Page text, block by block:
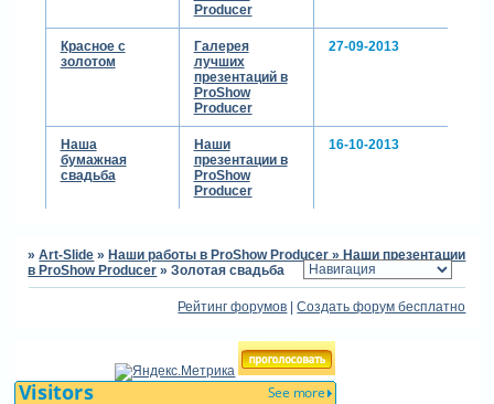
Producer
Красное с
золотом
Галерея
лучших
презентаций в
ProShow
Producer
27-09-2013
Наша
бумажная
свадьба
Наши
презентации в
ProShow
Producer
16-10-2013
»Art-Slide » Наши работы в ProShow Producer » Наши презентации
в ProShow Producer »Золотая свадьба
Рейтинг форумов |Создать форум бесплатно